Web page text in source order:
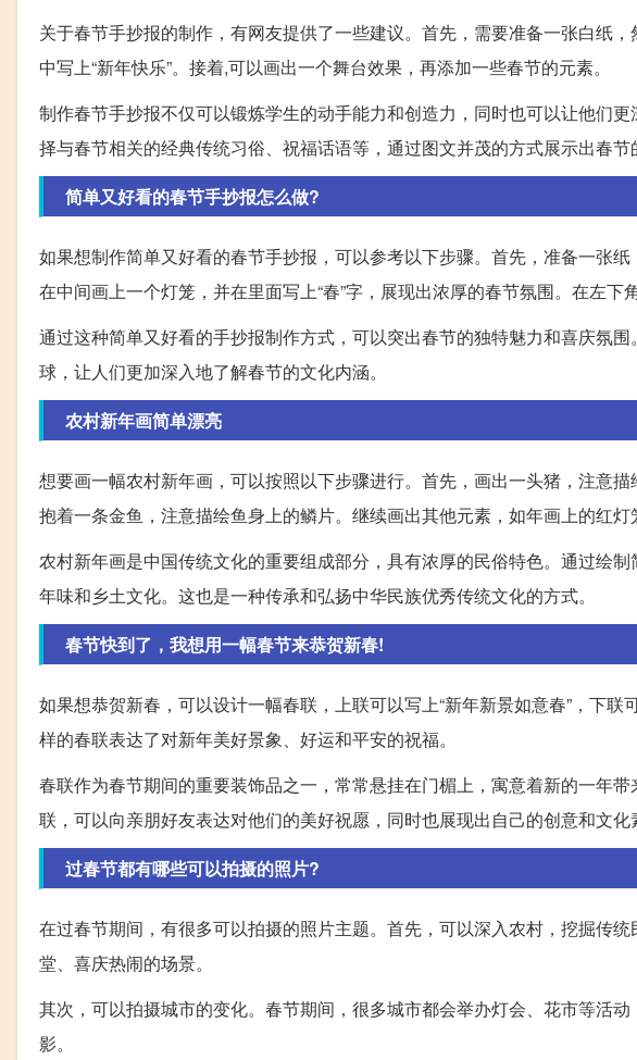
关于春节手抄报的制作，有网友提供了一些建议。首先，需要准备一张白纸
中写上“新年快乐”。接着,可以画出一个舞台效果，再添加一些春节的元素。
制作春节手抄报不仅可以锻炼学生的动手能力和创造力，同时也可以让他们
择与春节相关的经典传统习俗、祝福话语等，通过图文并茂的方式展示出春节
简单又好看的春节手抄报怎么做?
如果想制作简单又好看的春节手抄报，可以参考以下步骤。首先，准备一张
在中间画上一个灯笼，并在里面写上“春”字，展现出浓厚的春节氛围。在左下
通过这种简单又好看的手抄报制作方式，可以突出春节的独特魅力和喜庆氛
球，让人们更加深入地了解春节的文化内涵。
农村新年画简单漂亮
想要画一幅农村新年画，可以按照以下步骤进行。首先，画出一头猪，注意
抱着一条金鱼，注意描绘鱼身上的鳞片。继续画出其他元素，如年画上的红灯
农村新年画是中国传统文化的重要组成部分，具有浓厚的民俗特色。通过绘
年味和乡土文化。这也是一种传承和弘扬中华民族优秀传统文化的方式。
春节快到了，我想用一幅春节来恭贺新春!
如果想恭贺新春，可以设计一幅春联，上联可以写上“新年新景如意春”，下联
样的春联表达了对新年美好景象、好运和平安的祝福。
春联作为春节期间的重要装饰品之一，常常悬挂在门楣上，寓意着新的一年
联，可以向亲朋好友表达对他们的美好祝愿，同时也展现出自己的创意和文化
过春节都有哪些可以拍摄的照片?
在过春节期间，有很多可以拍摄的照片主题。首先，可以深入农村，挖掘传
堂、喜庆热闹的场景。
其次，可以拍摄城市的变化。春节期间，很多城市都会举办灯会、花市等活
影。